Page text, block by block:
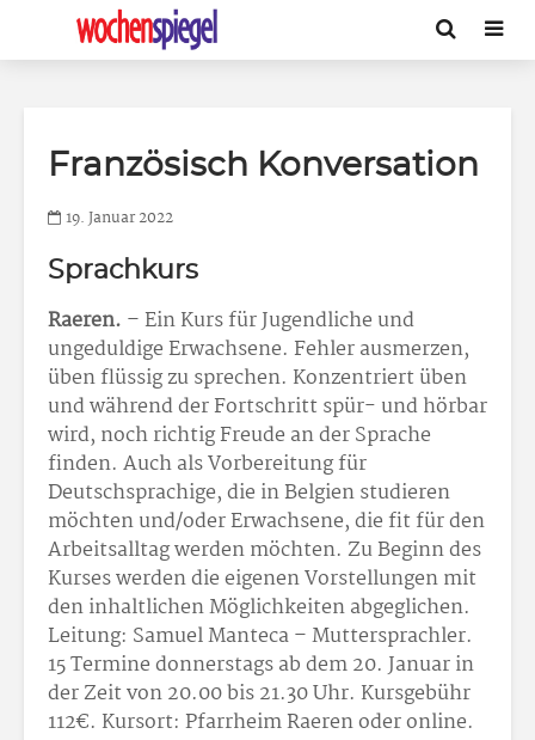
Französisch Konversation
19. Januar 2022
Sprachkurs
Raeren. – Ein Kurs für Jugendliche und
ungeduldige Erwachsene. Fehler ausmerzen,
üben flüssig zu sprechen. Konzentriert üben
und während der Fortschritt spür- und hörbar
wird, noch richtig Freude an der Sprache
finden. Auch als Vorbereitung für
Deutschsprachige, die in Belgien studieren
möchten und/oder Erwachsene, die fit für den
Arbeitsalltag werden möchten. Zu Beginn des
Kurses werden die eigenen Vorstellungen mit
den inhaltlichen Möglichkeiten abgeglichen.
Leitung: Samuel Manteca – Muttersprachler.
15 Termine donnerstags ab dem 20. Januar in
der Zeit von 20.00 bis 21.30 Uhr. Kursgebühr
112€. Kursort: Pfarrheim Raeren oder online.